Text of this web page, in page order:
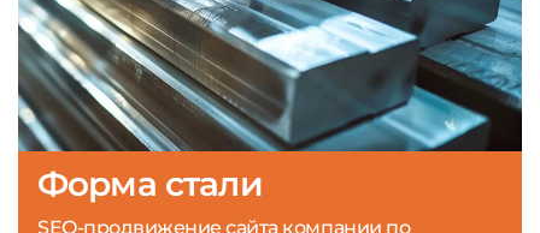
Форма стали
SEO-продвижение сайта компании по